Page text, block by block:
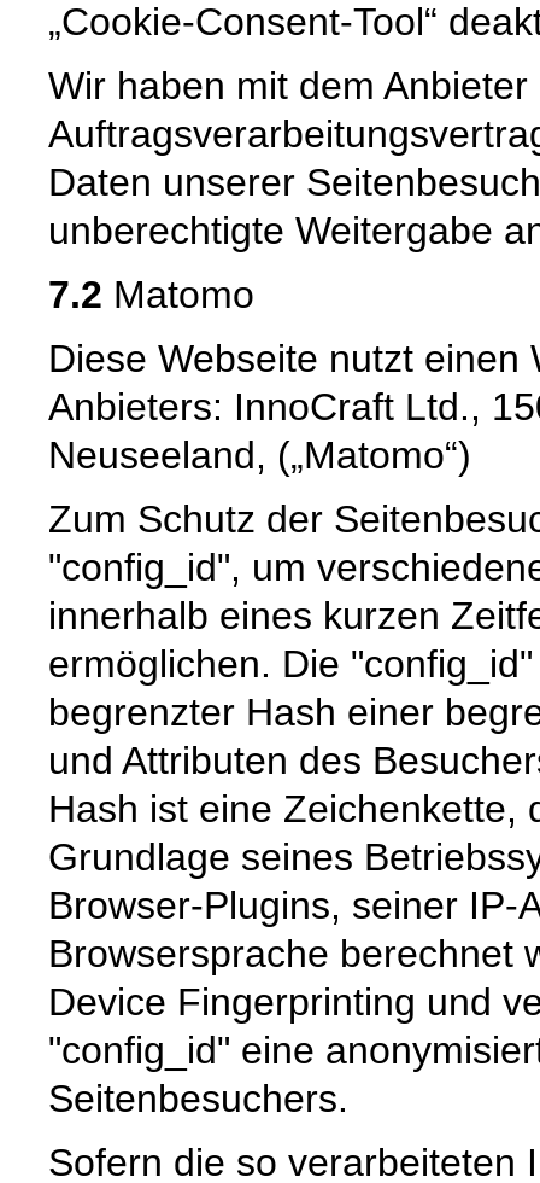
„Cookie-Consent-Tool“
Wir haben mit dem Anbieter
Daten unserer
unberechtigte Weitergabe
7.2 Matomo
Diese Webseite nutzt
Anbieters: InnoCraft Ltd.,
Neuseeland, („Matomo“)
Zum Schutz der
"config_id", um
innerhalb eines kurzen
ermöglichen. Die
begrenzter Hash einer
und Attributen des
Hash ist eine Zeichenkette,
Grundlage seines
Browser-Plugins, seiner IP-
Browsersprache berechnet
Device Fingerprinting und
"config_id" eine
Seitenbesuchers.
Sofern die so verarbeiteten